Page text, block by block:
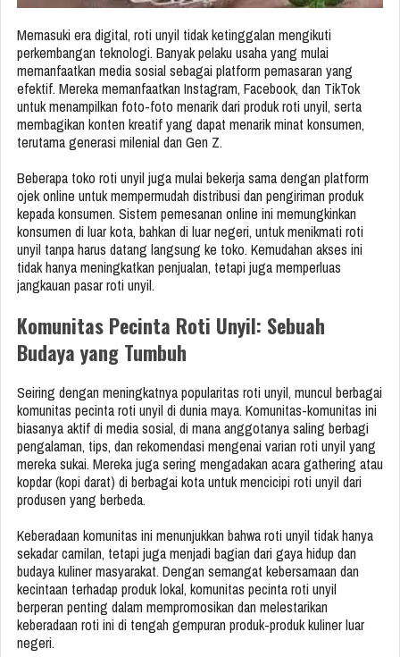
Memasuki era digital, roti unyil tidak ketinggalan mengikuti
perkembangan teknologi. Banyak pelaku usaha yang mulai
memanfaatkan media sosial sebagai platform pemasaran yang
efektif. Mereka memanfaatkan Instagram, Facebook, dan TikTok
untuk menampilkan foto-foto menarik dari produk roti unyil, serta
membagikan konten kreatif yang dapat menarik minat konsumen,
terutama generasi milenial dan Gen Z.
Beberapa toko roti unyil juga mulai bekerja sama dengan platform
ojek online untuk mempermudah distribusi dan pengiriman produk
kepada konsumen. Sistem pemesanan online ini memungkinkan
konsumen di luar kota, bahkan di luar negeri, untuk menikmati roti
unyil tanpa harus datang langsung ke toko. Kemudahan akses ini
tidak hanya meningkatkan penjualan, tetapi juga memperluas
jangkauan pasar roti unyil.
Komunitas Pecinta Roti Unyil: Sebuah
Budaya yang Tumbuh
Seiring dengan meningkatnya popularitas roti unyil, muncul berbagai
komunitas pecinta roti unyil di dunia maya. Komunitas-komunitas ini
biasanya aktif di media sosial, di mana anggotanya saling berbagi
pengalaman, tips, dan rekomendasi mengenai varian roti unyil yang
mereka sukai. Mereka juga sering mengadakan acara gathering atau
kopdar (kopi darat) di berbagai kota untuk mencicipi roti unyil dari
produsen yang berbeda.
Keberadaan komunitas ini menunjukkan bahwa roti unyil tidak hanya
sekadar camilan, tetapi juga menjadi bagian dari gaya hidup dan
budaya kuliner masyarakat. Dengan semangat kebersamaan dan
kecintaan terhadap produk lokal, komunitas pecinta roti unyil
berperan penting dalam mempromosikan dan melestarikan
keberadaan roti ini di tengah gempuran produk-produk kuliner luar
negeri.